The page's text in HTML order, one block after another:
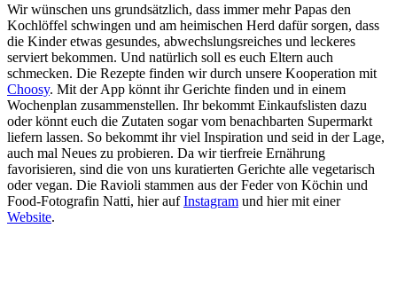
Wir wünschen uns grundsätzlich, dass immer mehr Papas den
Kochlöffel schwingen und am heimischen Herd dafür sorgen, dass
die Kinder etwas gesundes, abwechslungsreiches und leckeres
serviert bekommen. Und natürlich soll es euch Eltern auch
schmecken. Die Rezepte finden wir durch unsere Kooperation mit
Choosy. Mit der App könnt ihr Gerichte finden und in einem
Wochenplan zusammenstellen. Ihr bekommt Einkaufslisten dazu
oder könnt euch die Zutaten sogar vom benachbarten Supermarkt
liefern lassen. So bekommt ihr viel Inspiration und seid in der Lage,
auch mal Neues zu probieren. Da wir tierfreie Ernährung
favorisieren, sind die von uns kuratierten Gerichte alle vegetarisch
oder vegan. Die Ravioli stammen aus der Feder von Köchin und
Food-Fotografin Natti, hier aufInstagram und hier mit einer
Website.